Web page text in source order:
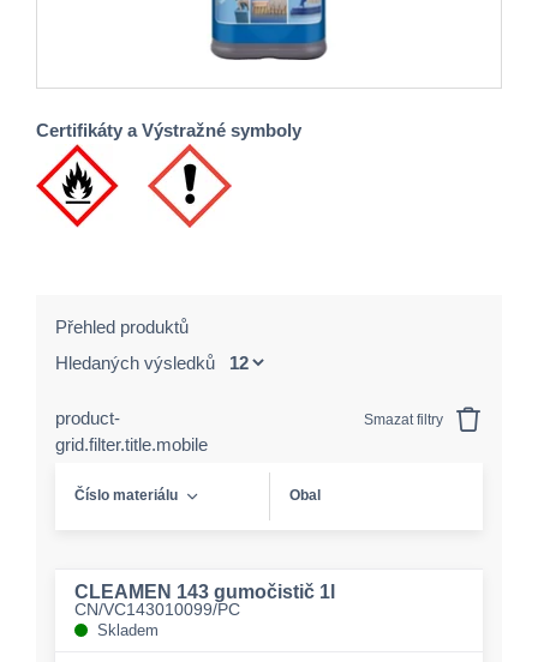
Certifikáty a Výstražné symboly
Přehled produktů
Hledaných výsledků
product-
grid.filter.title.mobile
Smazat filtry
Číslo materiálu Obal
CLEAMEN 143 gumočistič 1l
CN/VC143010099/PC
Skladem